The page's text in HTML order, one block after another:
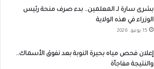
بشرى سارة لـ المعلمين.. بدء صرف منحة رئيس
الوزراء في هذه الولاية
15 يونيو، 2026
إعلان فحص مياه بحيرة النوبة بعد نفوق الأسماك..
والنتيجة مفاجأة